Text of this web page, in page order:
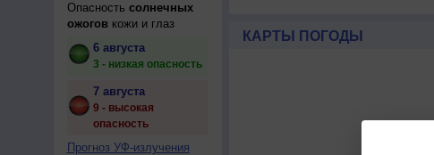
Опасность солнечных
ожоговкожи и глаз
6 августа
3 - низкая опасность
7 августа
9 - высокая
опасность
Прогноз УФ-излучения
КАРТЫ ПОГОДЫ